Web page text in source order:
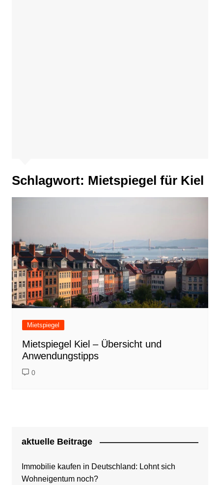
Schlagwort: Mietspiegel für Kiel
Mietspiegel
Mietspiegel Kiel – Übersicht und
Anwendungstipps
0
aktuelle Beitrage
Immobilie kaufen in Deutschland: Lohnt sich
Wohneigentum noch?